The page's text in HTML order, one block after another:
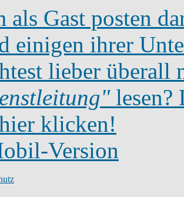
als Gast posten
einigen ihrer
lieber überall
lesen?
klicken!
Version